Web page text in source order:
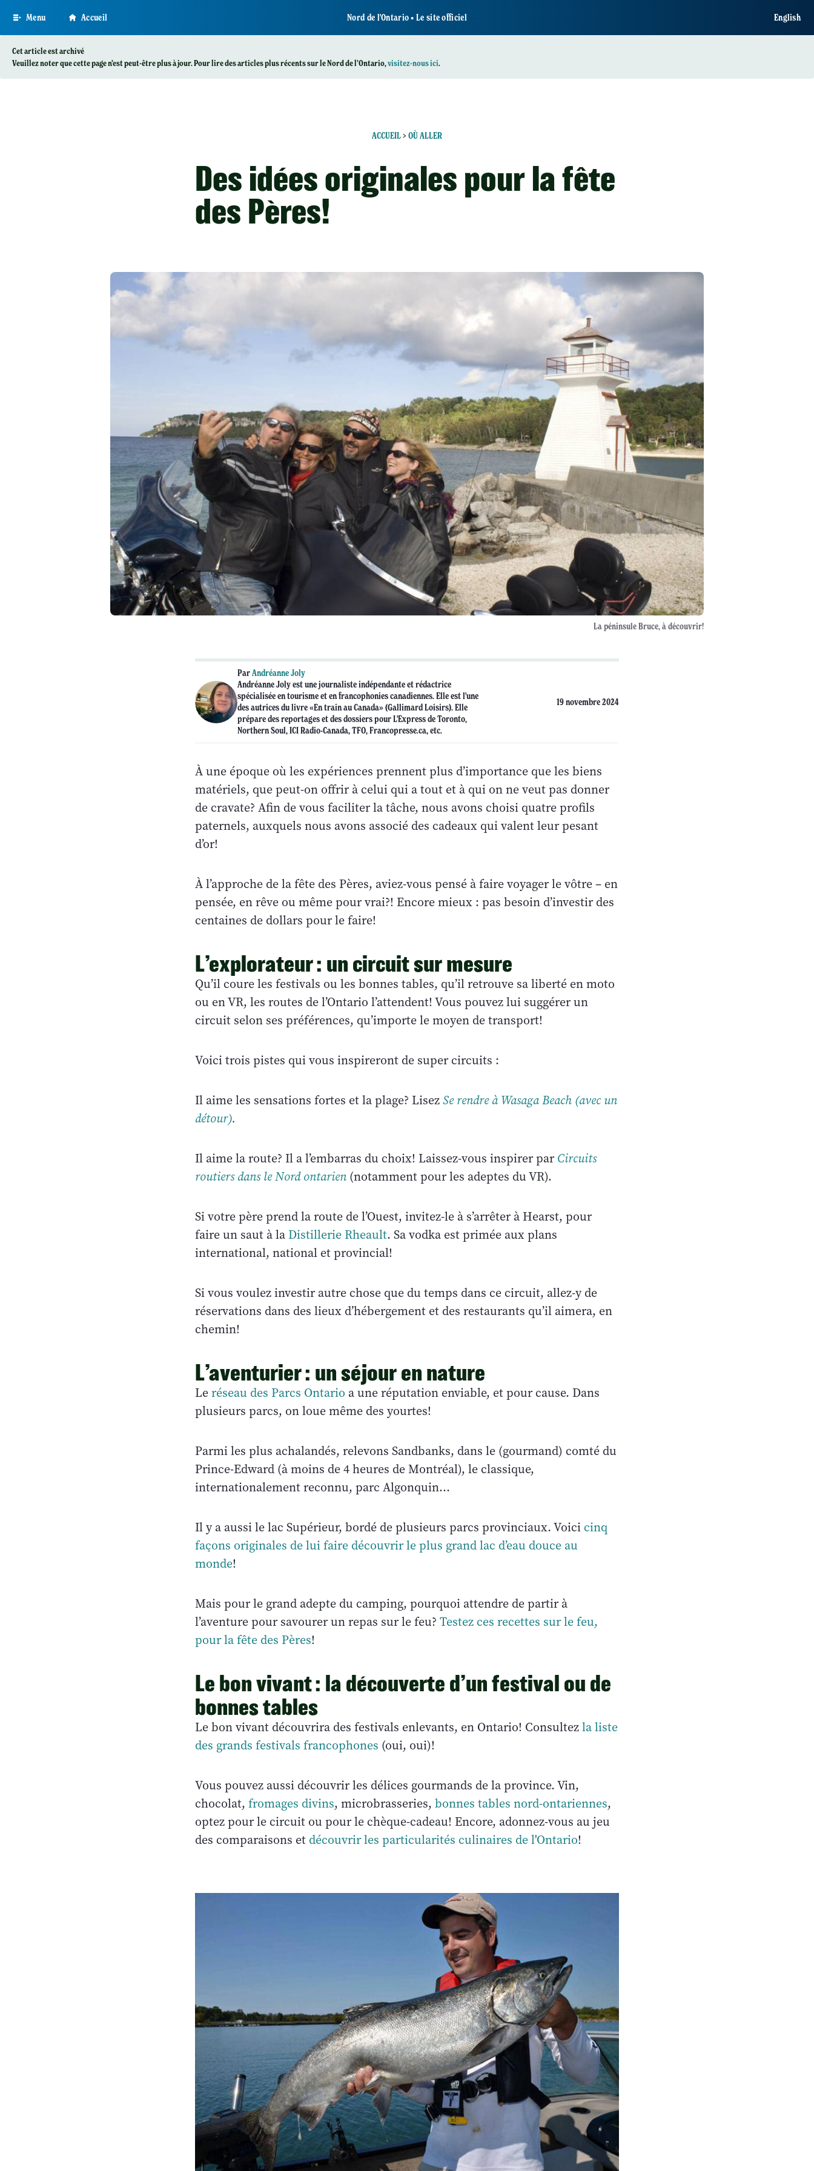
main
content
Menu Accueil Nord de l'Ontario • Le site officiel English
Cet article est archivé
Veuillez noter que cette page n’est peut-être plus à jour. Pour lire des articles plus récents sur le Nord de l’Ontario,visitez-nous ici.
ACCUEIL> OÙ ALLER
Des idées originales pour la fête
des Pères!
La péninsule Bruce, à découvrir!
ParAndréanne Joly
Andréanne Joly est une journaliste indépendante et rédactrice
spécialisée en tourisme et en francophonies canadiennes. Elle est l'une
des autrices du livre «En train au Canada» (Gallimard Loisirs). Elle
prépare des reportages et des dossiers pour L'Express de Toronto,
Northern Soul, ICI Radio-Canada, TFO, Francopresse.ca, etc.
19 novembre 2024
À une époque où les expériences prennent plus d’importance que les biens
matériels, que peut-on offrir à celui qui a tout et à qui on ne veut pas donner
de cravate? Afin de vous faciliter la tâche, nous avons choisi quatre profils
paternels, auxquels nous avons associé des cadeaux qui valent leur pesant
d’or!
À l’approche de la fête des Pères, aviez-vous pensé à faire voyager le vôtre – en
pensée, en rêve ou même pour vrai?! Encore mieux : pas besoin d’investir des
centaines de dollars pour le faire!
L’explorateur : un circuit sur mesure
Qu’il coure les festivals ou les bonnes tables, qu’il retrouve sa liberté en moto
ou en VR, les routes de l’Ontario l’attendent! Vous pouvez lui suggérer un
circuit selon ses préférences, qu’importe le moyen de transport!
Voici trois pistes qui vous inspireront de super circuits :
Il aime les sensations fortes et la plage? LisezSe rendre à Wasaga Beach (avec un
détour).
Il aime la route? Il a l’embarras du choix! Laissez-vous inspirer parCircuits
routiers dans le Nord ontarien(notamment pour les adeptes du VR).
Si votre père prend la route de l’Ouest, invitez-le à s’arrêter à Hearst, pour
faire un saut à la Distillerie Rheault. Sa vodka est primée aux plans
international, national et provincial!
Si vous voulez investir autre chose que du temps dans ce circuit, allez-y de
réservations dans des lieux d’hébergement et des restaurants qu’il aimera, en
chemin!
L’aventurier : un séjour en nature
Leréseau des Parcs Ontario a une réputation enviable, et pour cause. Dans
plusieurs parcs, on loue même des yourtes!
Parmi les plus achalandés, relevons Sandbanks, dans le (gourmand) comté du
Prince-Edward (à moins de 4 heures de Montréal), le classique,
internationalement reconnu, parc Algonquin…
Il y a aussi le lac Supérieur, bordé de plusieurs parcs provinciaux. Voici cinq
façons originales de lui faire découvrir le plus grand lac d’eau douce au
monde!
Mais pour le grand adepte du camping, pourquoi attendre de partir à
l’aventure pour savourer un repas sur le feu? Testez ces recettes sur le feu,
pour la fête des Pères!
Le bon vivant : la découverte d’un festival ou de
bonnes tables
Le bon vivant découvrira des festivals enlevants, en Ontario! Consultezla liste
des grands festivals francophones (oui, oui)!
Vous pouvez aussi découvrir les délices gourmands de la province. Vin,
chocolat, fromages divins, microbrasseries, bonnes tables nord-ontariennes,
optez pour le circuit ou pour le chèque-cadeau! Encore, adonnez-vous au jeu
des comparaisons et découvrir les particularités culinaires de l'Ontario!